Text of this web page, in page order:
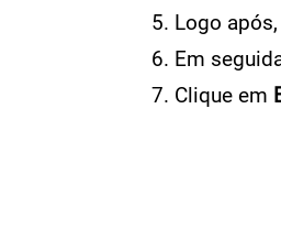
Logo
Em
Clique em